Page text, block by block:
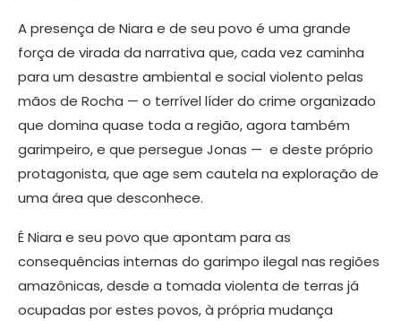
A presença de Niara e de seu povo é uma grande
força de virada da narrativa que, cada vez caminha
para um desastre ambiental e social violento pelas
mãos de Rocha — o terrível líder do crime organizado
que domina quase toda a região, agora também
garimpeiro, e que persegue Jonas — e deste próprio
protagonista, que age sem cautela na exploração de
uma área que desconhece.
É Niara e seu povo que apontam para as
consequências internas do garimpo ilegal nas regiões
amazônicas, desde a tomada violenta de terras já
ocupadas por estes povos, à própria mudança